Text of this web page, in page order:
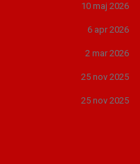
10 maj 2026
6 apr 2026
2 mar 2026
25 nov 2025
25 nov 2025